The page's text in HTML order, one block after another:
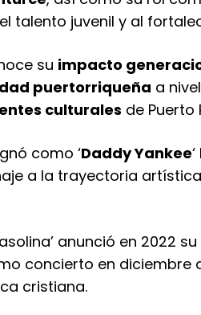
talento juvenil y al
su impacto
puertorriqueña a
culturales de Puerto
como ‘Daddy Yankee
a la trayectoria
anunció en 2022
concierto en diciembre
cristiana.